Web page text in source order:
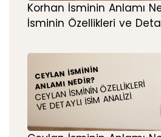
Korhan İsminin Anlamı
İsminin Özellikleri ve
CEYLAN İSMININ
ANLAMI NEDIR?
CEYLAN İSMININ ÖZELLIKLERI
VE DETAYLI İSIM ANALIZI